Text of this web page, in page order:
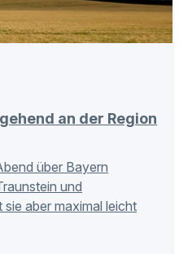
an der Region
über Bayern
und
aber maximal leicht